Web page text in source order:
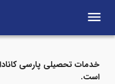
menu
خدمات تحصیلی پارسی
است.